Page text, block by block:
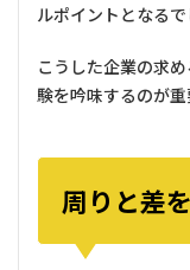
ルポイントとなるで
こうした企業の求
験を吟味するのが重
周りと差